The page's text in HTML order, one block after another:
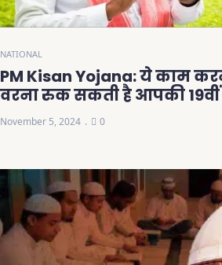
NATIONAL
PM Kisan Yojana: ये काम
वरना रुक सकती है आपकी
November 5, 2024 0